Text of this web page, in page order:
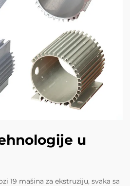
u
19 mašina za ekstruziju, svaka sa